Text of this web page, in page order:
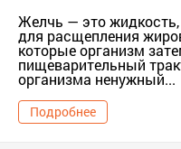
Желчь — это
для расщепления
которые организм
пищеварительный
организма ненужный...
Подробнее